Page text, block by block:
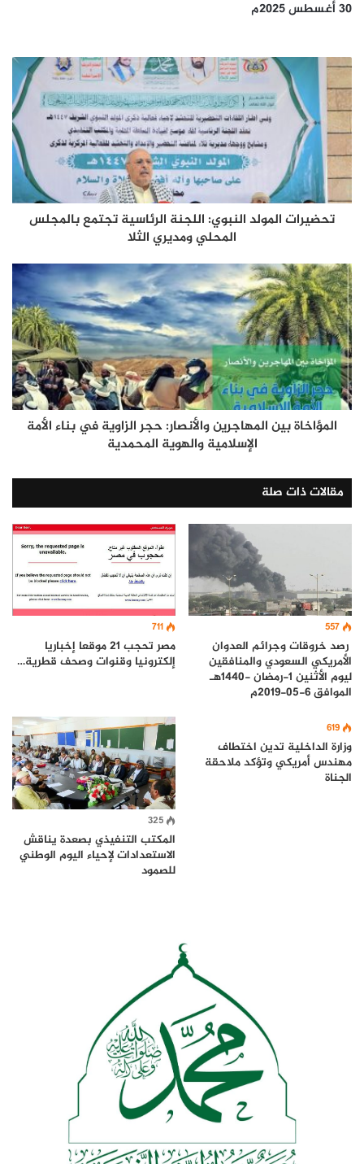
30 أغسطس 2025م
تحضيرات المولد النبوي: اللجنة الرئاسية تجتمع بالمجلس
المحلي ومديري الثلا
المؤاخاة بين المهاجرين والأنصار: حجر الزاوية في بناء الأمة
الإسلامية والهوية المحمدية
مقالات ذات صلة
557
رصد خروقات وجرائم العدوان
الأمريكي السعودي والمنافقين
ليوم الأثنين 1-رمضان -1440هـ
الموافق 6-05-2019م
711
مصر تحجب 21 موقعا إخباريا
إلكترونيا وقنوات وصحف قطرية…
619
وزارة الداخلية تدين اختطاف
مهندس أمريكي وتؤكد ملاحقة
الجناة
325
المكتب التنفيذي بصعدة يناقش
الاستعدادات لإحياء اليوم الوطني
للصمود